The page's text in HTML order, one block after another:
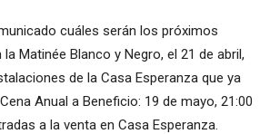
cuáles serán los próximos
Matinée Blanco y Negro, el 21 de abril,
de la Casa Esperanza que ya
Anual a Beneficio: 19 de mayo, 21:00
a la venta en Casa Esperanza.